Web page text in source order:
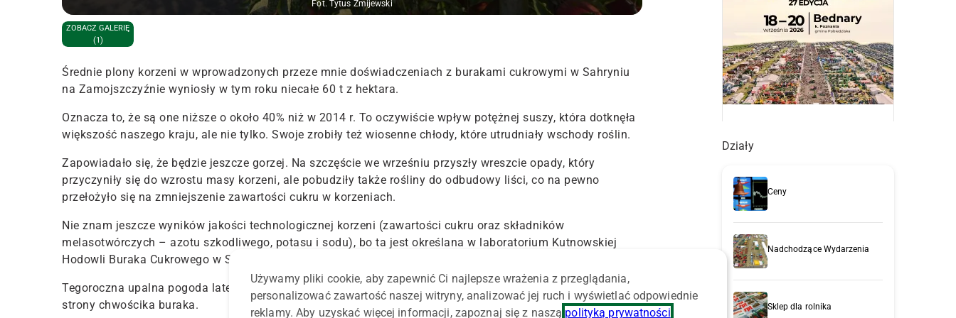
Fot. Tytus Żmijewski
ZOBACZ GALERIĘ
(1)
Średnie plony korzeni w wprowadzonych przeze mnie doświadczeniach z burakami cukrowymi w Sahryniu
na Zamojszczyźnie wyniosły w tym roku niecałe 60 t z hektara.
Oznacza to, że są one niższe o około 40% niż w 2014 r. To oczywiście wpływ potężnej suszy, która dotknęła
większość naszego kraju, ale nie tylko. Swoje zrobiły też wiosenne chłody, które utrudniały wschody roślin.
Zapowiadało się, że będzie jeszcze gorzej. Na szczęście we wrześniu przyszły wreszcie opady, który
przyczyniły się do wzrostu masy korzeni, ale pobudziły także rośliny do odbudowy liści, co na pewno
przełożyło się na zmniejszenie zawartości cukru w korzeniach.
Nie znam jeszcze wyników jakości technologicznej korzeni (zawartości cukru oraz składników
melasotwórczych – azotu szkodliwego, potasu i sodu), bo ta jest określana w laboratorium Kutnowskiej
Hodowli Buraka Cukrowego w Straszkowie.
Tegoroczna upalna pogoda latem miała jeden korzystny wpływ na wegetację buraków. Ograniczyła presję ze
strony chwościka buraka.
Działy
Ceny
Nadchodzące Wydarzenia
Sklep dla rolnika
Używamy pliki cookie, aby zapewnić Ci najlepsze wrażenia z przeglądania,
personalizować zawartość naszej witryny, analizować jej ruch i wyświetlać odpowiednie
reklamy. Aby uzyskać więcej informacji, zapoznaj się z naszą polityką prywatności